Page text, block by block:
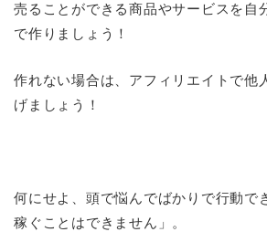
売ることができる商品やサービスを自
で作りましょう！
作れない場合は、アフィリエイトで他
げましょう！
何にせよ、頭で悩んでばかりで行動で
稼ぐことはできません」。